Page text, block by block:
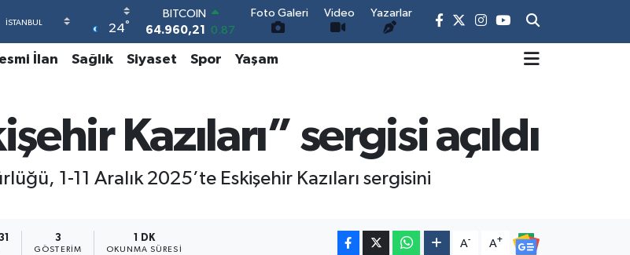
24°
BITCOIN
64.960,21
0.87
DOLAR
47,7436
0.18
64,4811 0.38
GRAM ALTIN
BİST100
Foto Galeri Video Yazarlar
İlan Sağlık Siyaset Spor Yaşam
Kazıları” sergisi açıldı
1-11 Aralık 2025’te Eskişehir Kazıları sergisini
3
GÖSTERIM
1 DK
OKUNMA SÜRESI
A- A+